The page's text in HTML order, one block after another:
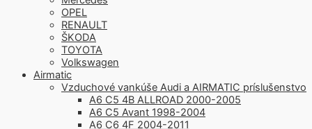
OPEL
RENAULT
ŠKODA
TOYOTA
Volkswagen
Airmatic
Vzduchové vankúše Audi a AIRMATIC príslušenstvo
A6 C5 4B ALLROAD 2000-2005
A6 C5 Avant 1998-2004
A6 C6 4F 2004-2011